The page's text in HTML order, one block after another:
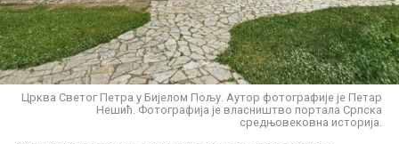
Црква Светог Петра у Бијелом Пољу. Аутор фотографије је Петар
Нешић. Фотографија је власништво портала Српска
средњовековна историја.